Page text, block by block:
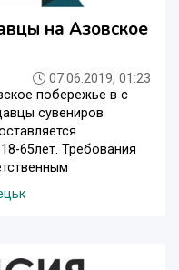
на Азовское
07.06.2019, 01:23
побережье в с
сувениров
65лет. Требования